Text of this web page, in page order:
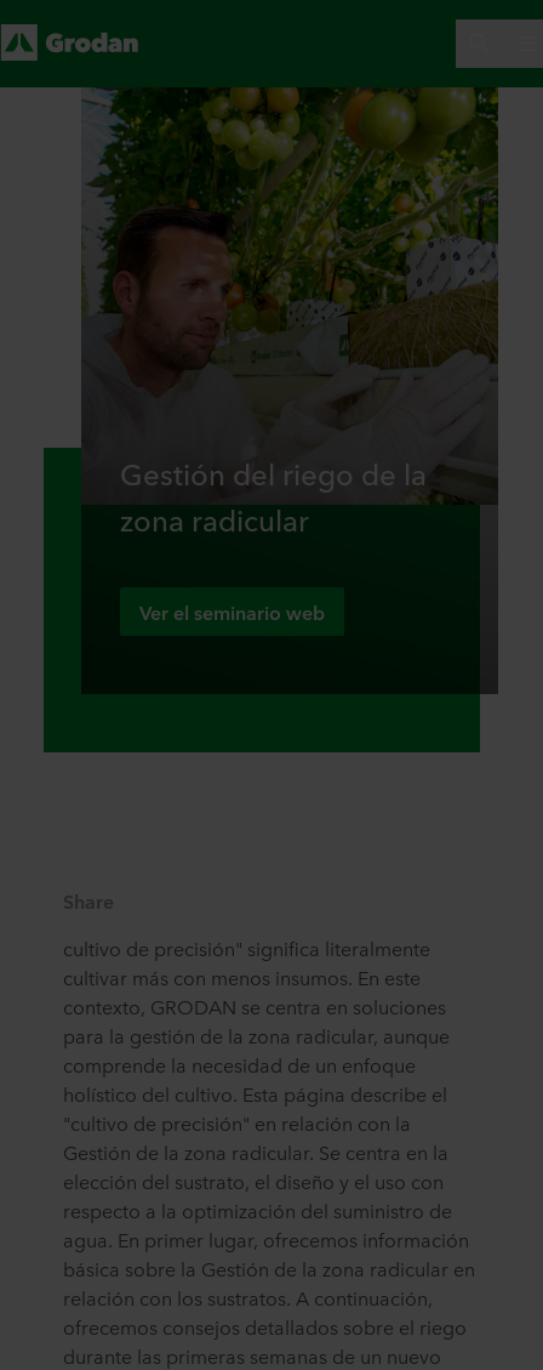
Gestión del riego de la
zona radicular
Ver el seminario web
Share
cultivo de precisión" significa literalmente
cultivar más con menos insumos. En este
contexto, GRODAN se centra en soluciones
para la gestión de la zona radicular, aunque
comprende la necesidad de un enfoque
holístico del cultivo. Esta página describe el
"cultivo de precisión" en relación con la
Gestión de la zona radicular. Se centra en la
elección del sustrato, el diseño y el uso con
respecto a la optimización del suministro de
agua. En primer lugar, ofrecemos información
básica sobre la Gestión de la zona radicular en
relación con los sustratos. A continuación,
ofrecemos consejos detallados sobre el riego
durante las primeras semanas de un nuevo